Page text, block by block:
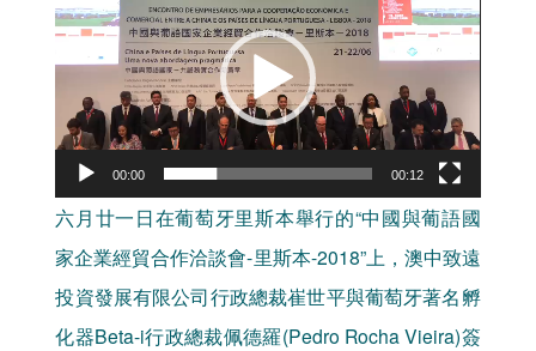
訊
器
00:00 00:12
六月廿一日在葡萄牙里斯本舉行的“中國與葡語國
家企業經貿合作洽談會-里斯本-2018”上，澳中致遠
投資發展有限公司行政總裁崔世平與葡萄牙著名孵
化器Beta-i行政總裁佩德羅(Pedro Rocha Vieira)簽